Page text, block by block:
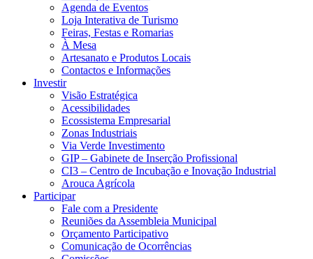
Agenda de Eventos
Loja Interativa de Turismo
Feiras, Festas e Romarias
À Mesa
Artesanato e Produtos Locais
Contactos e Informações
Investir
Visão Estratégica
Acessibilidades
Ecossistema Empresarial
Zonas Industriais
Via Verde Investimento
GIP – Gabinete de Inserção Profissional
CI3 – Centro de Incubação e Inovação Industrial
Arouca Agrícola
Participar
Fale com a Presidente
Reuniões da Assembleia Municipal
Orçamento Participativo
Comunicação de Ocorrências